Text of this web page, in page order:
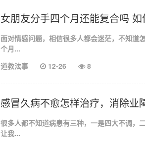
女朋友分手四个月还能复合吗 如
面对情感问题，相信很多人都会迷茫，不知道
个月...
道教法事
12-26 8
感冒久病不愈怎样治疗，消除业
很多人都不知道病患有三种，一是四大不调，
让我...